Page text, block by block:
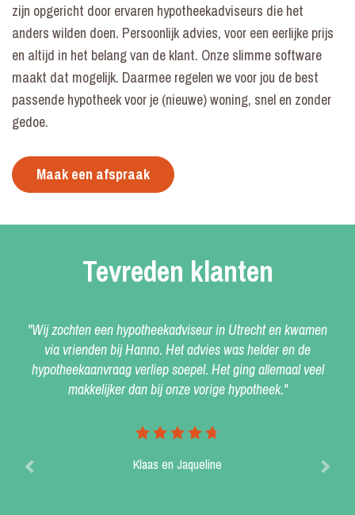
zijn opgericht door ervaren hypotheekadviseurs die het
anders wilden doen. Persoonlijk advies, voor een eerlijke prijs
en altijd in het belang van de klant. Onze slimme software
maakt dat mogelijk. Daarmee regelen we voor jou de best
passende hypotheek voor je (nieuwe) woning, snel en zonder
gedoe.
Maak een afspraak
Tevreden klanten
"Wij zochten een hypotheekadviseur in Utrecht en kwamen
via vrienden bij Hanno. Het advies was helder en de
hypotheekaanvraag verliep soepel. Het ging allemaal veel
makkelijker dan bij onze vorige hypotheek."
Klaas en Jaqueline